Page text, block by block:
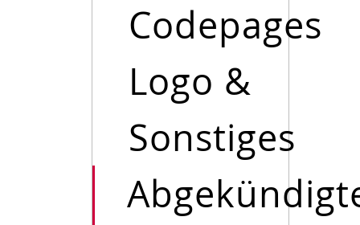
Codepages
Logo &
Sonstiges